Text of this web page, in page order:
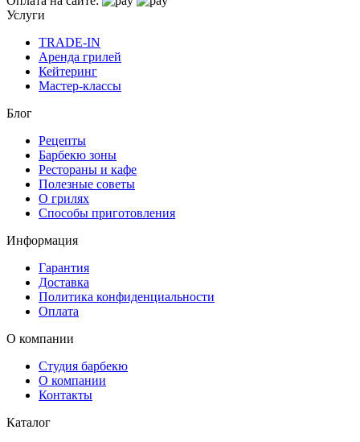
Услуги
TRADE-IN
Аренда грилей
Кейтеринг
Мастер-классы
Блог
Рецепты
Барбекю зоны
Рестораны и кафе
Полезные советы
О грилях
Способы приготовления
Информация
Гарантия
Доставка
Политика конфиденциальности
Оплата
О компании
Студия барбекю
О компании
Контакты
Каталог